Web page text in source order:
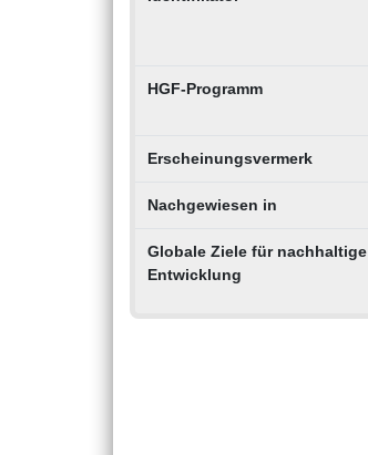
HGF-Programm
Erscheinungsvermerk
Nachgewiesen in
Globale Ziele für nachhaltige
Entwicklung